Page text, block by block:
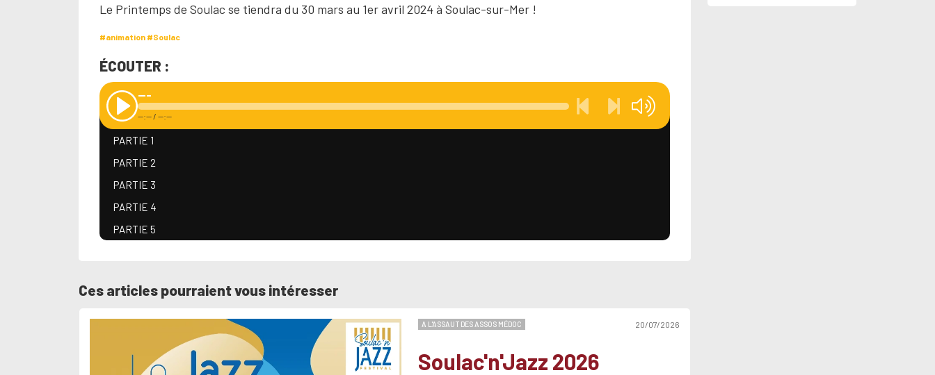
Le Printemps de Soulac se tiendra du 30 mars au 1er avril 2024 à Soulac-sur-Mer !
#animation #Soulac
ÉCOUTER :
---
--:--/ --:--
PARTIE 1
PARTIE 2
PARTIE 3
PARTIE 4
PARTIE 5
Ces articles pourraient vous intéresser
A L'ASSAUT DES ASSOS MÉDOC 20/07/2026
Soulac'n'Jazz 2026